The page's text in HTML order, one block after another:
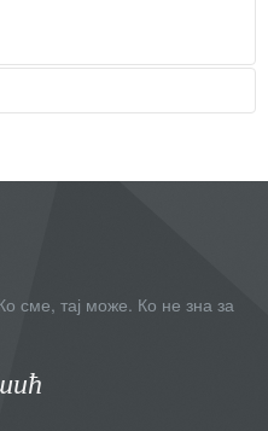
сме, тај може. Ко не зна за